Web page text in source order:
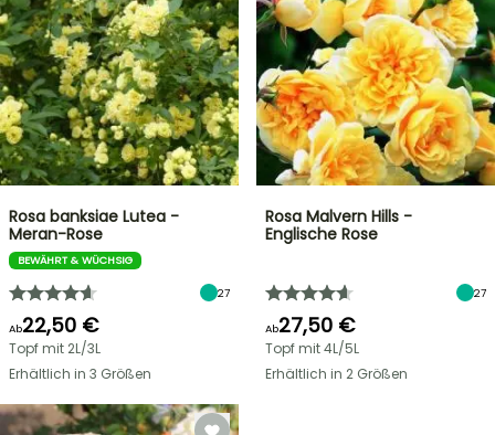
Rosa banksiae Lutea -
Meran-Rose
BEWÄHRT & WÜCHSIG
27
Ab22,50 €
Topf mit 2L/3L
Erhältlich in 3 Größen
Rosa Malvern Hills -
Englische Rose
27
Ab27,50 €
Topf mit 4L/5L
Erhältlich in 2 Größen